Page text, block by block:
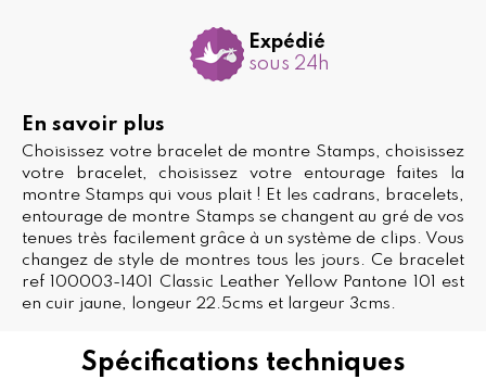
Spécifications techniques
Expédié
sous 24h
En savoir plus
Choisissez votre bracelet de montre Stamps, choisissez
votre bracelet, choisissez votre entourage faites la
montre Stamps qui vous plait ! Et les cadrans, bracelets,
entourage de montre Stamps se changent au gré de vos
tenues très facilement grâce à un système de clips. Vous
changez de style de montres tous les jours. Ce bracelet
ref 100003-1401 Classic Leather Yellow Pantone 101 est
en cuir jaune, longeur 22.5cms et largeur 3cms.